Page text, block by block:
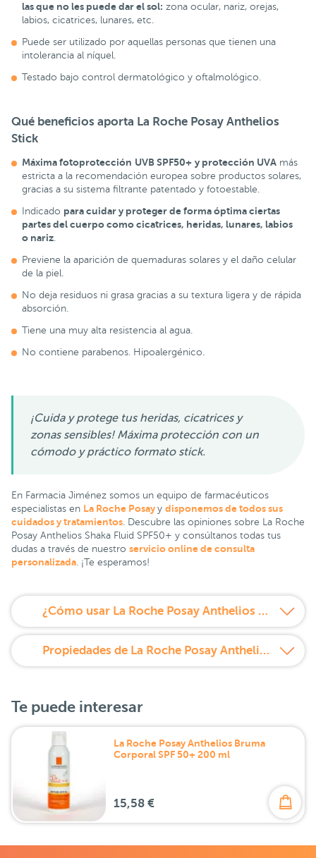
las que no les puede dar el sol: zona ocular, nariz, orejas,
labios, cicatrices, lunares, etc.
Puede ser utilizado por aquellas personas que tienen una
intolerancia al níquel.
Testado bajo control dermatológico y oftalmológico.
Qué beneficios aporta La Roche Posay Anthelios
Stick
Máxima fotoprotección UVB SPF50+ y protección UVA más
estricta a la recomendación europea sobre productos solares,
gracias a su sistema filtrante patentado y fotoestable.
Indicado para cuidar y proteger de forma óptima ciertas
partes del cuerpo como cicatrices, heridas, lunares, labios
o nariz
Previene la aparición de quemaduras solares y el daño celular
de la piel.
No deja residuos ni grasa gracias a su textura ligera y de rápida
absorción.
Tiene una muy alta resistencia al agua.
No contiene parabenos. Hipoalergénico.
¡Cuida y protege tus heridas, cicatrices y
zonas sensibles! Máxima protección con un
cómodo y práctico formato stick.
En Farmacia Jiménez somos un equipo de farmacéuticos
especialistas en La Roche Posay y disponemos de todos sus
cuidados y tratamientos . Descubre las opiniones sobre La Roche
Posay Anthelios Shaka Fluid SPF50+ y consúltanos todas tus
dudas a través de nuestro servicio online de consulta
personalizada . ¡Te esperamos!
¿Cómo usar La Roche Posay Anthelios Stick Zonas Sensibles SPF 50+?
Propiedades de La Roche Posay Anthelios Stick Zonas Sensibles SPF 50+
Te puede interesar
La Roche Posay Anthelios Bruma
Corporal SPF 50+ 200 ml
15,58 €